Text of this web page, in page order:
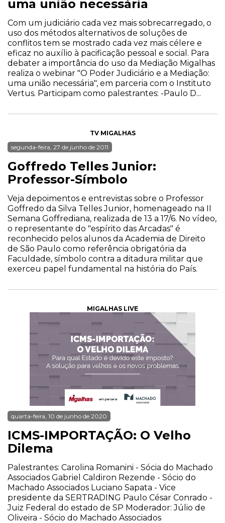
uma união necessária
Com um judiciário cada vez mais sobrecarregado, o
uso dos métodos alternativos de soluções de
conflitos tem se mostrado cada vez mais célere e
eficaz no auxílio à pacificação pessoal e social. Para
debater a importância do uso da Mediação Migalhas
realiza o webinar "O Poder Judiciário e a Mediação:
uma união necessária", em parceria com o Instituto
Vertus. Participam como palestrantes: -Paulo D...
TV MIGALHAS
segunda-feira, 27 de junho de 2011
Goffredo Telles Junior:
Professor-Símbolo
Veja depoimentos e entrevistas sobre o Professor
Goffredo da Silva Telles Junior, homenageado na II
Semana Goffrediana, realizada de 13 a 17/6. No vídeo,
o representante do "espírito das Arcadas" é
reconhecido pelos alunos da Academia de Direito
de São Paulo como referência obrigatória da
Faculdade, símbolo contra a ditadura militar que
exerceu papel fundamental na história do País.
MIGALHAS LIVE
quarta-feira, 10 de junho de 2020
ICMS-IMPORTAÇÃO: O Velho
Dilema
Palestrantes: Carolina Romanini - Sócia do Machado
Associados Gabriel Caldiron Rezende - Sócio do
Machado Associados Luciano Sapata - Vice
presidente da SERTRADING Paulo César Conrado -
Juiz Federal do estado de SP Moderador: Júlio de
Oliveira - Sócio do Machado Associados